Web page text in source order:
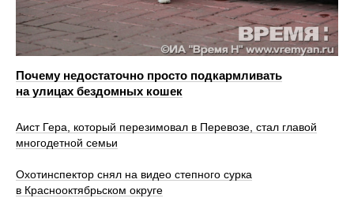
Почему недостаточно просто подкармливать
на улицах бездомных кошек
Аист Гера, который перезимовал в Перевозе, стал главой
многодетной семьи
Охотинспектор снял на видео степного сурка
в Краснооктябрьском округе